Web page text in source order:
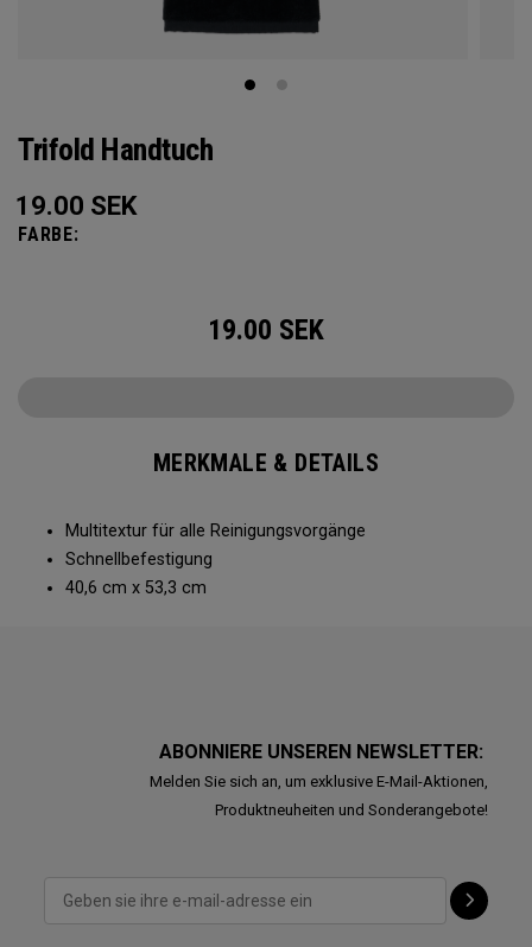
Trifold Handtuch
19.00 SEK
FARBE:
19.00 SEK
MERKMALE & DETAILS
Multitextur für alle Reinigungsvorgänge
Schnellbefestigung
40,6 cm x 53,3 cm
ABONNIERE UNSEREN NEWSLETTER:
Melden Sie sich an, um exklusive E-Mail-Aktionen,
Produktneuheiten und Sonderangebote!